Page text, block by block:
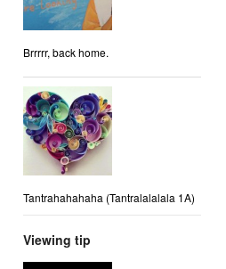
Brrrrr, back home.
Tantrahahahaha (Tantralalalala 1A)
Viewing tip